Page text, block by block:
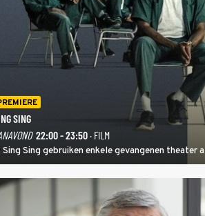
SING
22:00 - 23:50· FILM
Sing Sing gebruiken enkele gevangenen theater